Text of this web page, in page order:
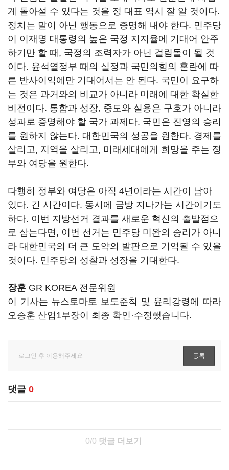
게 돌아설 수 있다는 것을 정 대표 역시 잘 알 것이다.
정치는 말이 아닌 행동으로 증명해 내야 한다. 민주당
이 이재명 대통령의 높은 국정 지지율에 기대어 안주
하기만 할 때, 국정의 조력자가 아닌 걸림돌이 될 것
이다. 윤석열정부 때의 실정과 국민의힘의 혼란에 따
른 반사이익에만 기대어서는 안 된다. 국민이 요구하
는 것은 과거와의 비교가 아니라 미래에 대한 확실한
비전이다. 통합과 성장, 중도와 실용은 구호가 아니라
성과로 증명해야 할 국가 과제다. 국민은 진영의 승리
를 원하지 않는다. 대한민국의 성공을 원한다. 경제를
살리고, 지역을 살리고, 미래세대에게 희망을 주는 정
부와 여당을 원한다.
다행히 정부와 여당은 아직 4년이라는 시간이 남아
있다. 긴 시간이다. 동시에 금방 지나가는 시간이기도
하다. 이번 지방선거 결과를 새로운 혁신의 출발점으
로 삼는다면, 이번 선거는 민주당 미완의 승리가 아니
라 대한민국의 더 큰 도약의 발판으로 기억될 수 있을
것이다. 민주당의 성찰과 성장을 기대한다.
장훈 GR KOREA 전문위원
이 기사는 뉴스토마토 보도준칙 및 윤리강령에 따라
오승훈 산업1부장이 최종 확인·수정했습니다.
댓글 0
0/0 댓글 더보기